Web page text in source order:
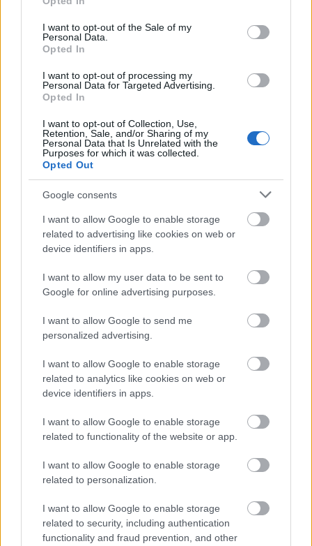
use your data for below specified purposes in below Google
consent section.
I want to opt-out of the Sale of my
Personal Data.
Opted In
I want to opt-out of processing my
Personal Data for Targeted Advertising.
Opted In
I want to opt-out of Collection, Use,
Retention, Sale, and/or Sharing of my
Personal Data that Is Unrelated with the
Purposes for which it was collected.
Opted Out
Google consents
I want to allow Google to enable storage
related to advertising like cookies on web or
device identifiers in apps.
I want to allow my user data to be sent to
Google for online advertising purposes.
I want to allow Google to send me
personalized advertising.
I want to allow Google to enable storage
related to analytics like cookies on web or
device identifiers in apps.
I want to allow Google to enable storage
related to functionality of the website or app.
I want to allow Google to enable storage
related to personalization.
I want to allow Google to enable storage
related to security, including authentication
functionality and fraud prevention, and other
Belváros-Lipótváros
Város-Teampannon Kereskedelmi és Szolgáltató Kft.
parkfelújítás
Indulhat a Honvéd tér megújításának tervezése, ahol a
klímatudatos gondolkodás és a helyi identitás erősítése kerül a
középpontba.
Történelmi táj, amelynek minden köve
M1 bővítés: már zajlik a teljesen új
Bicske Kelet csomópont építése
csomópont épül Angyalföldön
Másfélszeresére bővítik
Hódmezővásárhely jó hírű református
HÍRLEVÉL